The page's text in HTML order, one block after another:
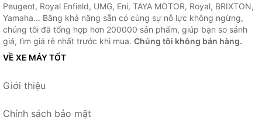
Peugeot, Royal Enfield, UMG, Eni, TAYA MOTOR, Royal, BRIXTON,
Yamaha... Bằng khả năng sẵn có cùng sự nỗ lực không ngừng,
chúng tôi đã tổng hợp hơn 200000 sản phẩm, giúp bạn so sánh
giá, tìm giá rẻ nhất trước khi mua. Chúng tôi không bán hàng.
VỀ XE MÁY TỐT
Giới thiệu
Chính sách bảo mật